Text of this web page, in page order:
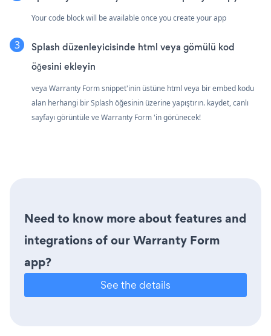
Your code block will be available once you create your app
Splash düzenleyicisinde html veya gömülü kod
öğesini ekleyin
veya Warranty Form snippet'inin üstüne html veya bir embed kodu
alan herhangi bir Splash öğesinin üzerine yapıştırın. kaydet, canlı
sayfayı görüntüle ve Warranty Form 'in görünecek!
Need to know more about features and
integrations of our Warranty Form
app?
See the details